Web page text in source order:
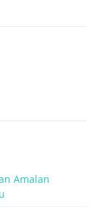
Amalan